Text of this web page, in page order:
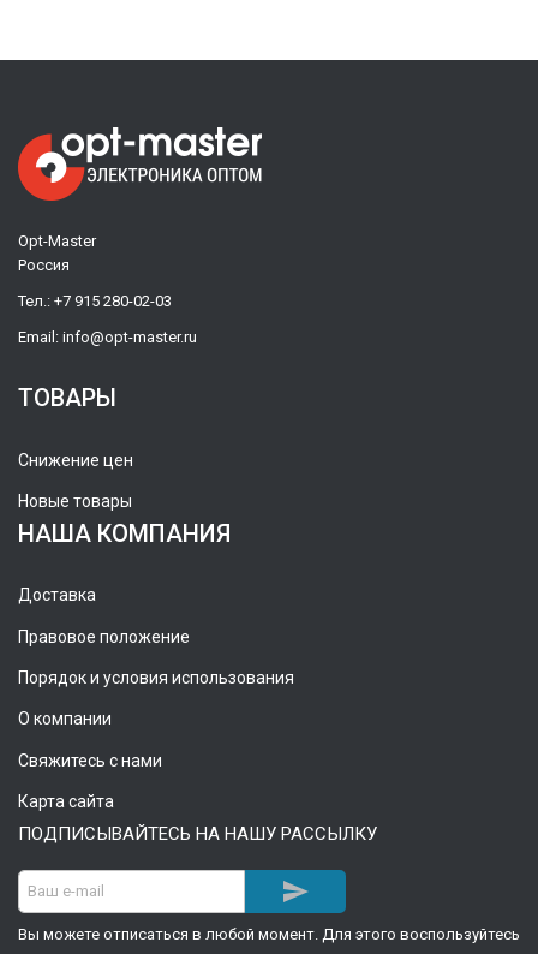
Opt-Master
Россия
Тел.: +7 915 280-02-03
Email: info@opt-master.ru
ТОВАРЫ
Снижение цен
Новые товары
НАША КОМПАНИЯ
Доставка
Правовое положение
Порядок и условия использования
О компании
Свяжитесь с нами
Карта сайта
ПОДПИСЫВАЙТЕСЬ НА НАШУ РАССЫЛКУ

Вы можете отписаться в любой момент. Для этого воспользуйтесь